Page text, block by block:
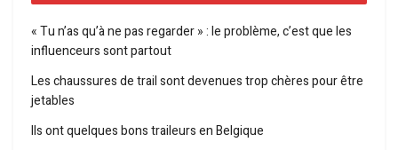
« Tu n’as qu’à ne pas regarder » : le problème, c’est que les
influenceurs sont partout
Les chaussures de trail sont devenues trop chères pour être
jetables
Ils ont quelques bons traileurs en Belgique